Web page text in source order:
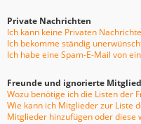
Private Nachrichten
Ich kann keine Privaten
Ich bekomme ständig
Ich habe eine Spam-E-Mail von
Freunde und ignorierte
Wozu benötige ich die Listen der
Wie kann ich Mitglieder zur Liste
Mitglieder hinzufügen oder diese